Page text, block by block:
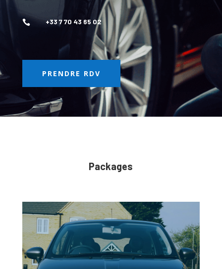
 +33 7 70 43 65 02
PRENDRE RDV
Packages